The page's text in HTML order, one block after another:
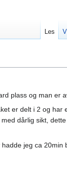
plass og man er
er delt i 2 og
dårlig sikt,
jeg ca
Les